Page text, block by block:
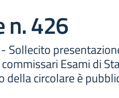
n. 426
Sollecito
Esami di
della circolare è